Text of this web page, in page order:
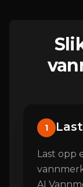
1
Last opp
AI